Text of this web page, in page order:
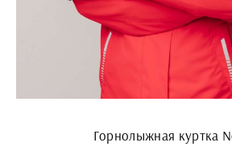
Горнолыжная куртка